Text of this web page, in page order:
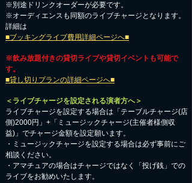
※別途ドリンクオーダーが必要です。
※オーディエンスも同額のライブチャージとなります。
詳細は
■ブッキングライブ費用詳細ページへ■
※飲み放題付きの貸切ライブや貸切イベントも可能で
す。
■貸し切りプランの詳細ページへ■
＜ライブチャージを設定される演者方へ＞
ライブチャージを設定する場合は「テーブルチャージ(店
側)2000円」+「ミュージックチャージ(主催者様側収
益)」でチャージ金額を設定願います。
・ミュージックチャージを設定する場合は必ず事前にご
相談ください。
​・アマチュアの場合はチャージではなく「投げ銭」での
ライブをお勧めいたします。